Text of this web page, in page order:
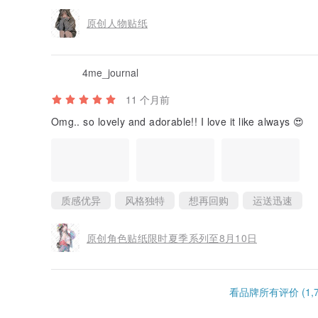
原创人物贴纸
4me_journal
11 个月前
Omg.. so lovely and adorable!! I love it like always 😍
质感优异 风格独特 想再回购 运送迅速
原创角色贴纸限时夏季系列至8月10日
看品牌所有评价